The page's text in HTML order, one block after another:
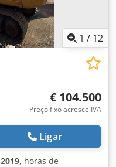
1 / 12
€ 104.500
Preço fixo acresce IVA
Ligar
2019, horas de